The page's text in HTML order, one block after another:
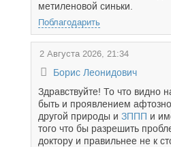
метиленовой синьки.
Поблагодарить
2 Августа 2026, 21:34
Борис Леонидович
Здравствуйте! То что видно
быть и проявлением
другой природы и ЗППП и
того что бы разрешить
доктору и правильнее не к